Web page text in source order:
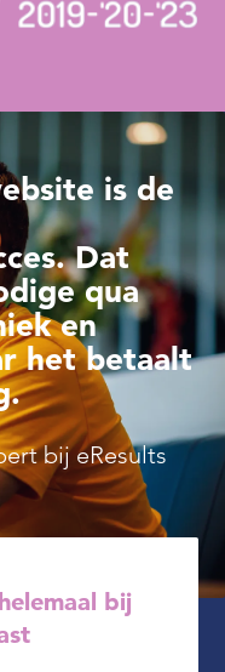
is de
Dat
qua
en
het betaalt
bij eResults
bij